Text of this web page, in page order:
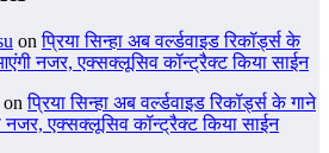
onप्रिया सिन्हा अब वर्ल्डवाइड रिकॉर्ड्स के
नजर, एक्सक्लूसिव कॉन्ट्रैक्ट किया साईन
onप्रिया सिन्हा अब वर्ल्डवाइड रिकॉर्ड्स के गाने
नजर, एक्सक्लूसिव कॉन्ट्रैक्ट किया साईन